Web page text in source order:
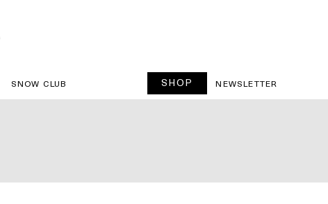
SNOW CLUB SHOP NEWSLETTER